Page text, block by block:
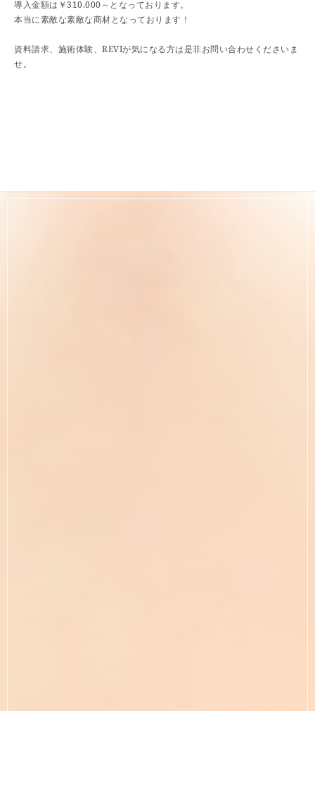
導入金額は￥310.000～となっております。
本当に素敵な素敵な商材となっております！
資料請求、施術体験、REVIが気になる方は是非お問い合わせくださいま
せ。